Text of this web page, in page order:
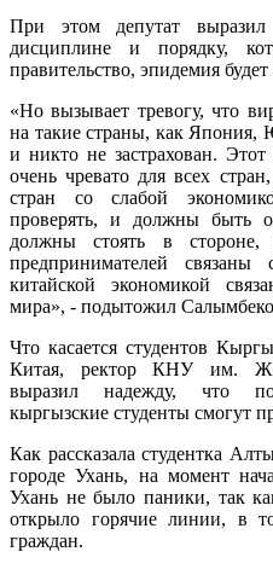
При этом депутат выразил
дисциплине и порядку,
правительство, эпидемия
«Но вызывает тревогу, что
на такие страны, как
и никто не застрахован.
очень чревато для всех
стран со слабой
проверять, и должны быть
должны стоять в
предпринимателей
китайской экономикой
мира», - подытожил
Что касается студентов
Китая, ректор КНУ им.
выразил надежду, что
кыргызские студенты смогут
Как рассказала студентка
городе Ухань, на момент
Ухань не было паники, так
открыло горячие линии, в
граждан.